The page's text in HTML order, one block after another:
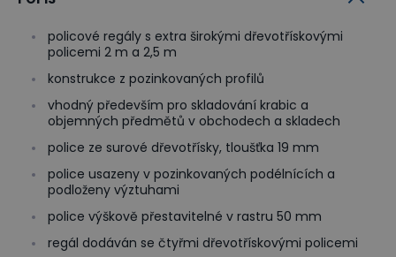
policové regály s extra širokými dřevotřískovými
policemi 2 m a 2,5 m
konstrukce z pozinkovaných profilů
vhodný především pro skladování krabic a
objemných předmětů v obchodech a skladech
police ze surové dřevotřísky, tloušťka 19 mm
police usazeny v pozinkovaných podélnících a
podloženy výztuhami
police výškově přestavitelné v rastru 50 mm
regál dodáván se čtyřmi dřevotřískovými policemi